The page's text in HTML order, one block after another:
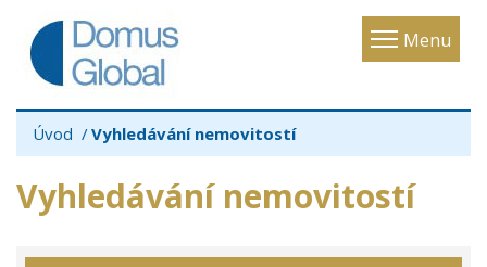
Menu
Toggle
Úvod Vyhledávání nemovitostí
Vyhledávání nemovitostí